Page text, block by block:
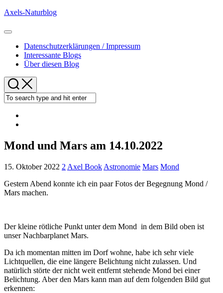
Skip
content
Axels-Naturblog
Expand
Datenschutzerklärungen / Impressum
Interessante Blogs
Über diesen Blog
Mond und Mars am 14.10.2022
15. Oktober 2022 2 Axel Book Astronomie Mars Mond
Gestern Abend konnte ich ein paar Fotos der Begegnung Mond /
Mars machen.
Der kleine rötliche Punkt unter dem Mond in dem Bild oben ist
unser Nachbarplanet Mars.
Da ich momentan mitten im Dorf wohne, habe ich sehr viele
Lichtquellen, die eine längere Belichtung nicht zulassen. Und
natürlich störte der nicht weit entfernt stehende Mond bei einer
Belichtung. Aber den Mars kann man auf dem folgenden Bild gut
erkennen: